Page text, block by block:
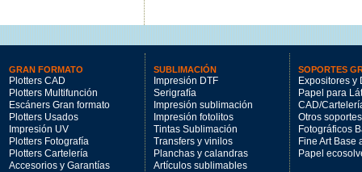
GRAN FORMATO
Plotters CAD
Plotters Multifunción
Escáners Gran formato
Plotters Usados
Impresión UV
Plotters Fotografía
Plotters Cartelería
Accesorios y Garantías
SUBLIMACIÓN
Impresión DTF
Serigrafía
Impresión sublimación
Impresión fotolitos
Tintas Sublimación
Transfers y vinilos
Planchas y calandras
Artículos sublimables
SOPORTES
Expositores y
Papel para
CAD/
Otros soportes
Fotográficos
Fine Art Base
Papel